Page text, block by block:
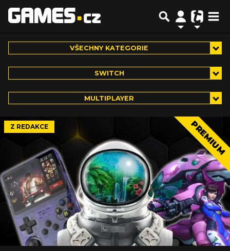
VŠECHNY KATEGORIE
SWITCH
MULTIPLAYER
Z REDAKCE PREMIUM